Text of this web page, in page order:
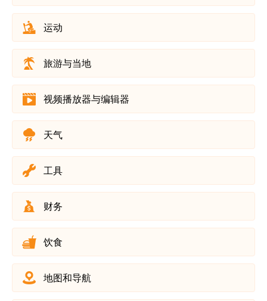
运动
旅游与当地
视频播放器与编辑器
天气
工具
财务
饮食
地图和导航